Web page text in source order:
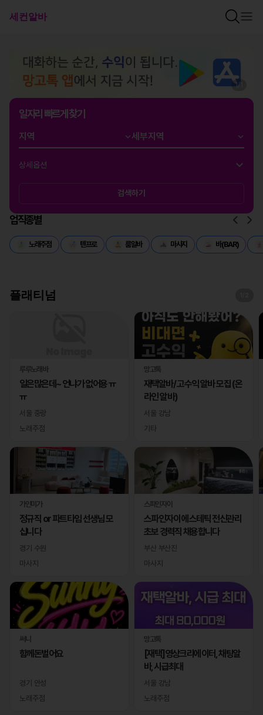
1/
일자리 빠르게 찾기
상세옵션
검색하기
업직종별
노래주점 텐프로 룸알바 마사지 바(BAR)
플래티넘
루루노래바
일은많은데~ 언냐가 없어용 ㅠ
ㅠ
서울 중랑
노래주점
가인미가
정규직 or 파트타임 선생님 모
십니다
경기 수원
마사지
써니
함께돈벌어요
경기 안성
노래주점
망고톡
재택알바/ 고수익 알바 모집 (온
라인 알바)
서울 강남
기타
스파인자이
스파인자이 에스테틱 전신관리
초보 경력직 채용합니다
부산 부산진
마사지
망고톡
[재택]영상크리에이터, 채팅알
바, 시급최대
서울 강남
노래주점